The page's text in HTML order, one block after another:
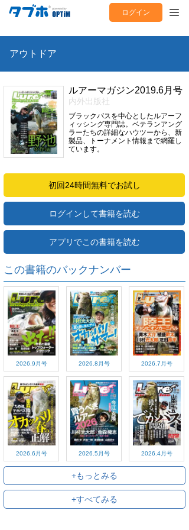
ログイン
アウトドア
ルアーマガジン2019.6月号
内外出版社
ブラックバスを中心としたルアーフ
ィッシング専門誌。ベテランアング
ラーたちの詳細なハウツーから、新
製品、トーナメント情報まで網羅し
ています。
初回24時間無料でお試し
ログインして書籍を読む
アプリでこの書籍を読む
この書籍のバックナンバー
2026.9月号 2026.8月号 2026.7月号
2026.6月号 2026.5月号 2026.4月号
+もっとみる
+すべてみる